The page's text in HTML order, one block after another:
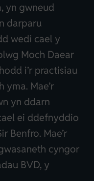
yn gwneud
darparu
wedi cael y
Moch Daear
i’r practisiau
Mae’r
yn ddarn
ei ddefnyddio
Benfro. Mae’r
cyngor
BVD, y